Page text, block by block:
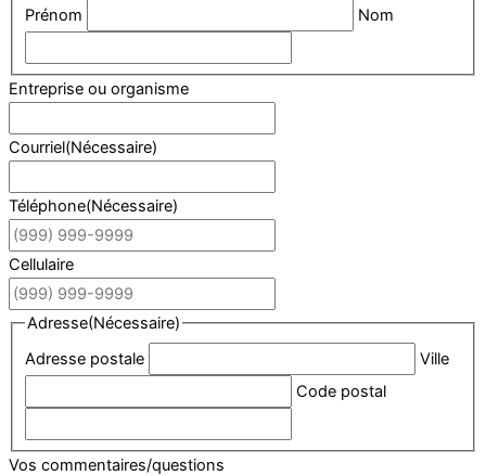
Prénom
Nom
Entreprise ou organisme
Courriel(Nécessaire)
Téléphone(Nécessaire)
Cellulaire
Adresse(Nécessaire)
Adresse postale
Ville
Code postal
Vos commentaires/questions